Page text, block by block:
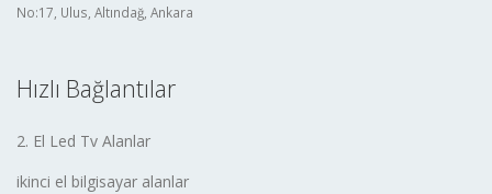
No:17, Ulus, Altındağ, Ankara
Hızlı Bağlantılar
2. El Led Tv Alanlar
ikinci el bilgisayar alanlar